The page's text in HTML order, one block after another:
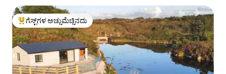
ಗೆಸ್ಟ್‌ಗಳಿಗೆ ಅತಿ ಹೆಚ್ಚು ಅಚ್ಚುಮೆಚ್ಚಿನದು
ಗೆಸ್ಟ್‌ಗಳ ಅಚ್ಚುಮೆಚ್ಚಿನದು